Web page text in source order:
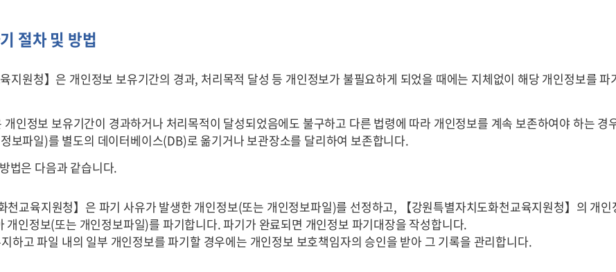
절차 및 방법
지원청】은 개인정보 보유기간의 경과, 처리목적 달성 등 개인정보가 불필요하게 되었을 때에는 지체없이 해당 개인정보를 파
인정보 보유기간이 경과하거나 처리목적이 달성되었음에도 불구하고 다른 법령에 따라 개인정보를 계속 보존하여야 하는 경
보파일)를 별도의 데이터베이스(DB)로 옮기거나 보관장소를 달리하여 보존합니다.
법은 다음과 같습니다.
교육지원청】 은 파기 사유가 발생한 개인정보(또는 개인정보파일)를 선정하고, 【강원특별자치도화천교육지원청】의 개인
개인정보(또는 개인정보파일)를 파기합니다. 파기가 완료되면 개인정보 파기대장을 작성합니다.
하고 파일 내의 일부 개인정보를 파기할 경우에는 개인정보 보호책임자의 승인을 받아 그 기록을 관리합니다.